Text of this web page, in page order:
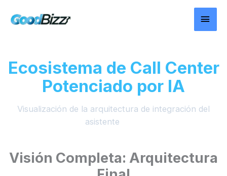
contenido
Ecosistema de Call Center
Potenciado por IA
Visualización de la arquitectura de integración del
asistente
Visión Completa: Arquitectura